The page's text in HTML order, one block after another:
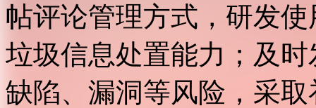
帖评论管理方式，研发
垃圾信息处置能力；及
缺陷、漏洞等风险，采